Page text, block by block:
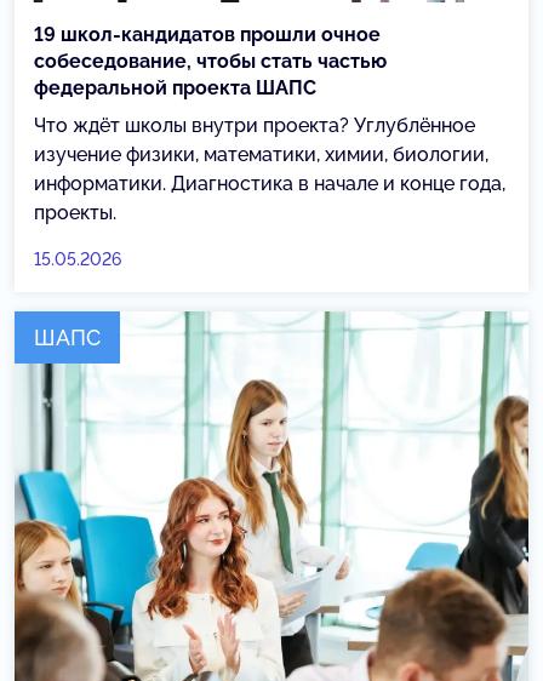
19 школ-кандидатов прошли очное
собеседование, чтобы стать частью
федеральной проекта ШАПС
Что ждёт школы внутри проекта? Углублённое
изучение физики, математики, химии, биологии,
информатики. Диагностика в начале и конце года,
проекты.
15.05.2026
ШАПС